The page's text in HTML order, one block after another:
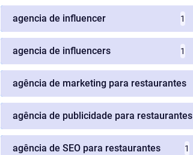
agencia de influencer 1
agencia de influencers 1
agência de marketing para restaurantes
agência de publicidade para restaurantes
agência de SEO para restaurantes 1